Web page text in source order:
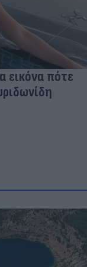
εικόνα πότε